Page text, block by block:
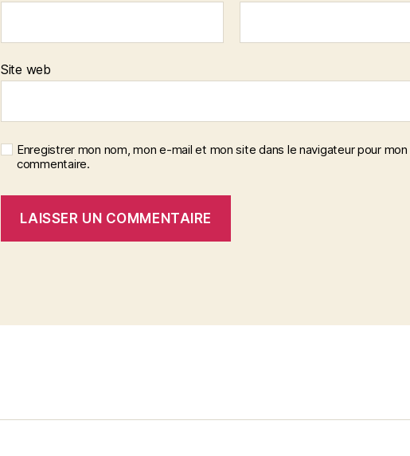
Site web
Enregistrer mon nom, mon e-mail et mon site dans le navigateur pour mon
commentaire.